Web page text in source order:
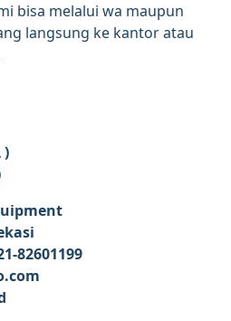
bisa melalui wa maupun
langsung ke kantor atau
)
82601199